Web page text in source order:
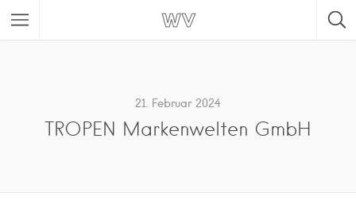
21. Februar 2024
TROPEN Markenwelten GmbH